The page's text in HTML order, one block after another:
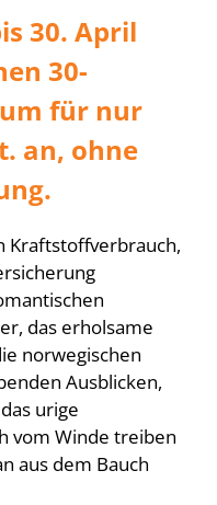
30. April
30-
für nur
an, ohne
Kraftstoffverbrauch,
das erholsame
norwegischen
Ausblicken,
urige
vom Winde treiben
aus dem Bauch